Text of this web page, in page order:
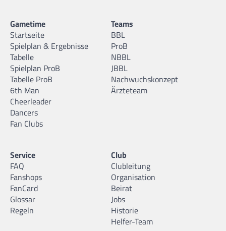
Gametime
Startseite
Spielplan & Ergebnisse
Tabelle
Spielplan ProB
Tabelle ProB
6th Man
Cheerleader
Dancers
Fan Clubs
Teams
BBL
ProB
NBBL
JBBL
Nachwuchskonzept
Ärzteteam
Service
FAQ
Fanshops
FanCard
Glossar
Regeln
Club
Clubleitung
Organisation
Beirat
Jobs
Historie
Helfer-Team